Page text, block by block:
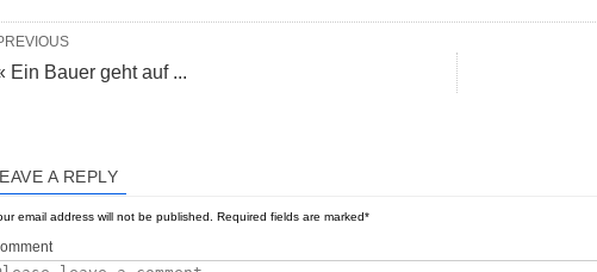
Ein Bauer geht auf ...
A REPLY
email address will not be published. Required fields are marked*